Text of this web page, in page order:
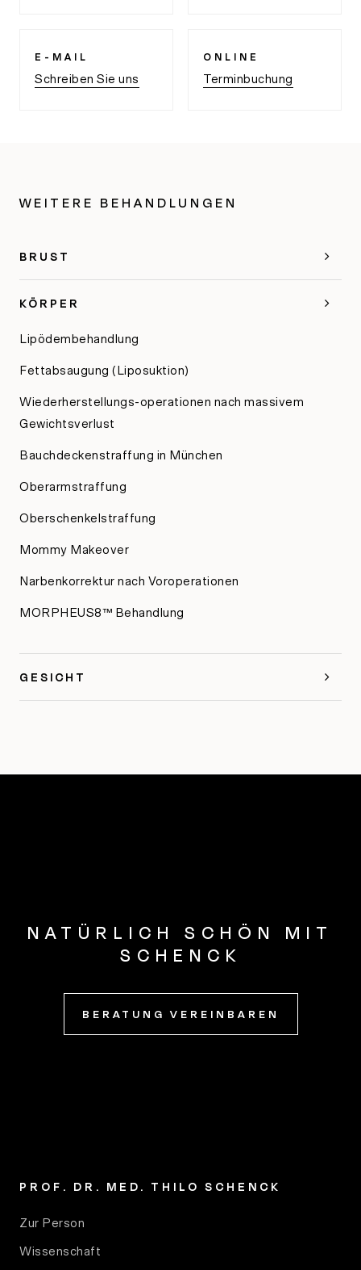
E-MAIL
Schreiben Sie uns
ONLINE
Terminbuchung
WEITERE BEHANDLUNGEN
BRUST
KÖRPER
Lipödembehandlung
Fettabsaugung (Liposuktion)
Wiederherstellungs-operationen nach massivem
Gewichtsverlust
Bauchdeckenstraffung in München
Oberarmstraffung
Oberschenkelstraffung
Mommy Makeover
Narbenkorrektur nach Voroperationen
MORPHEUS8™ Behandlung
GESICHT
NATÜRLICH SCHÖN MIT
SCHENCK
BERATUNG VEREINBAREN
PROF. DR. MED. THILO SCHENCK
Zur Person
Wissenschaft